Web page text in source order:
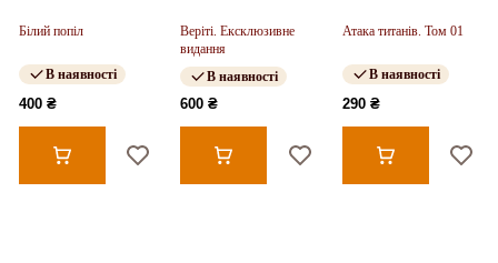
Білий попіл
В наявності
400 ₴
Веріті. Ексклюзивне
видання
В наявності
600 ₴
Атака титанів. Том 01
В наявності
290 ₴